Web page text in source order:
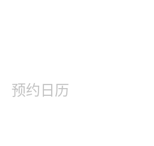
预约日历